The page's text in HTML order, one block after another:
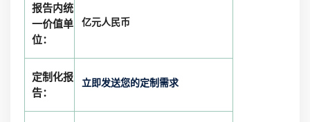
报告内统
一价值单
位：
亿元人民币
定制化报
告：
立即发送您的定制需求